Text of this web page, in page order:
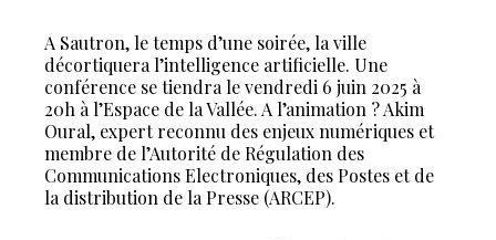
A Sautron, le temps d’une soirée, la ville
décortiquera l’intelligence artificielle. Une
conférence se tiendra le vendredi 6 juin 2025 à
20h à l’Espace de la Vallée. A l’animation ? Akim
Oural, expert reconnu des enjeux numériques et
membre de l’Autorité de Régulation des
Communications Electroniques, des Postes et de
la distribution de la Presse (ARCEP).